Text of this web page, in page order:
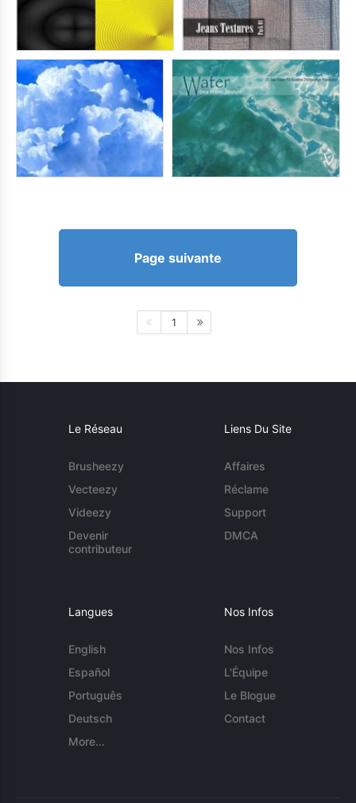
Page suivante
1
Le Réseau
Brusheezy
Vecteezy
Videezy
Devenir
contributeur
Liens Du Site
Affaires
Réclame
Support
DMCA
Langues
English
Español
Português
Deutsch
More...
Nos Infos
Nos Infos
L'Équipe
Le Blogue
Contact